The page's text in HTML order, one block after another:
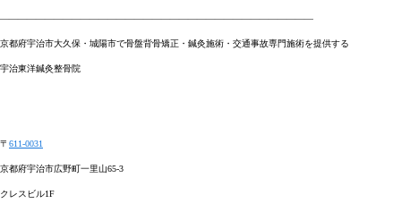
―――――――――――――――――――――――――――――――――――
京都府宇治市大久保・城陽市で骨盤背骨矯正・鍼灸施術・交通事故専門施術を提供する
宇治東洋鍼灸整骨院
〒 611-0031
京都府宇治市広野町一里山65-3
クレスビル1F